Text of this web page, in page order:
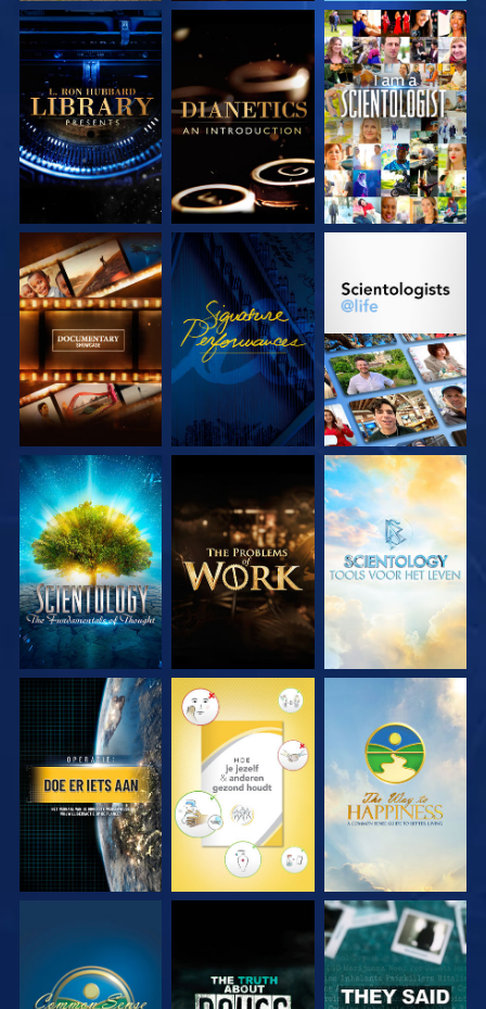
VERKEN DE SERIE VERKEN DE SERIE KIJK
VERKEN DE SERIE KIJK VERKEN DE SERIE
VERKEN DE SERIE VERKEN DE SERIE VERKEN DE SERIE
KIJK KIJK KIJK
KIJK KIJK KIJK